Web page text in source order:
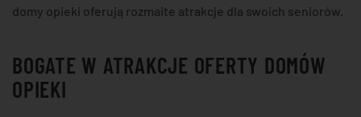
domy opieki oferują rozmaite atrakcje dla swoich seniorów.
BOGATE W ATRAKCJE OFERTY DOMÓW
OPIEKI